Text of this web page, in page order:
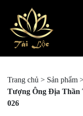
Trang chủ > Sản phẩm
Tượng Ông Địa Thần
026